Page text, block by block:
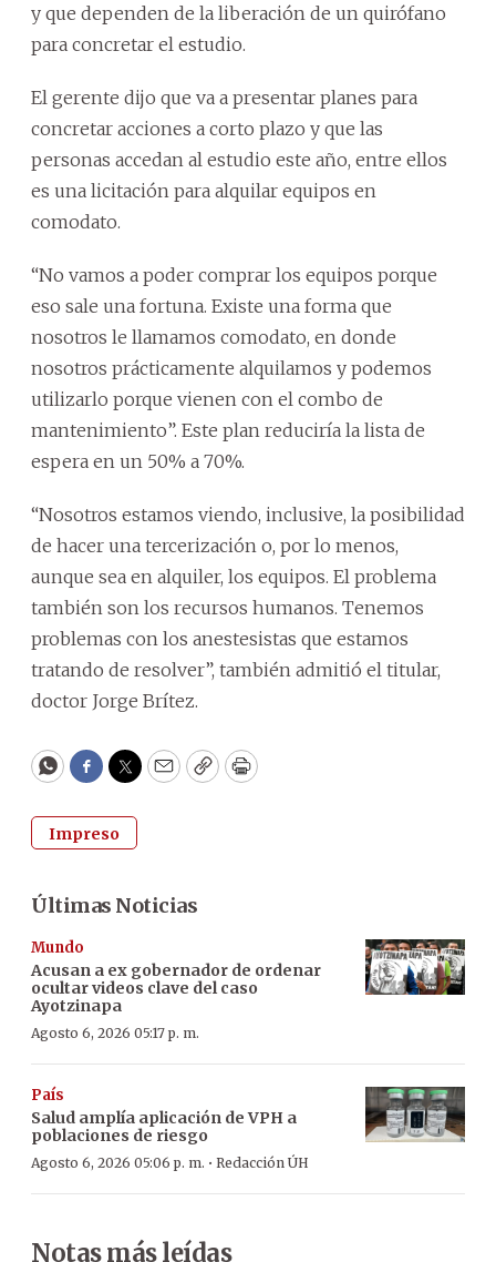
y que dependen de la liberación de un quirófano
para concretar el estudio.
El gerente dijo que va a presentar planes para
concretar acciones a corto plazo y que las
personas accedan al estudio este año, entre ellos
es una licitación para alquilar equipos en
comodato.
“No vamos a poder comprar los equipos porque
eso sale una fortuna. Existe una forma que
nosotros le llamamos comodato, en donde
nosotros prácticamente alquilamos y podemos
utilizarlo porque vienen con el combo de
mantenimiento”. Este plan reduciría la lista de
espera en un 50% a 70%.
“Nosotros estamos viendo, inclusive, la posibilidad
de hacer una tercerización o, por lo menos,
aunque sea en alquiler, los equipos. El problema
también son los recursos humanos. Tenemos
problemas con los anestesistas que estamos
tratando de resolver”, también admitió el titular,
doctor Jorge Brítez.
WhatsApp
Facebook
Twitter
EmailCopyPrint
Impreso
Últimas Noticias
Mundo
Acusan a ex gobernador de ordenar
ocultar videos clave del caso
Ayotzinapa
Agosto 6, 2026 05:17 p. m.
País
Salud amplía aplicación de VPH a
poblaciones de riesgo
Agosto 6, 2026 05:06 p. m. · Redacción ÚH
Notas más leídas